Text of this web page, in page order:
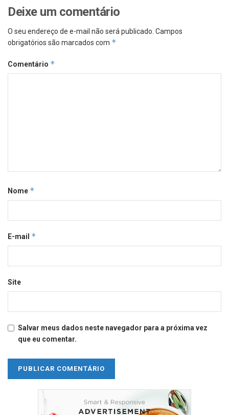
Deixe um comentário
O seu endereço de e-mail não será publicado. Campos
obrigatórios são marcados com *
Comentário *
Nome *
E-mail *
Site
Salvar meus dados neste navegador para a próxima vez
que eu comentar.